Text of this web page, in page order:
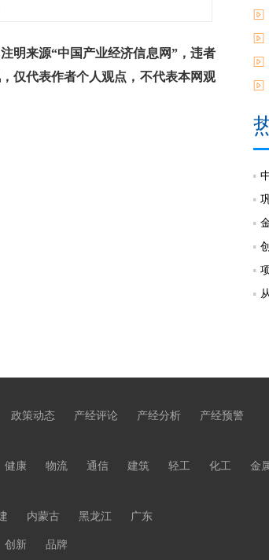
来源“中国产业经济信息网”，违者
仅代表作者个人观点，不代表本网观
政策动态 产经评论 产经分析
产经预警
健康 物流 通信 建筑 轻工 化工
金
内蒙古 黑龙江 广东
创新 品牌